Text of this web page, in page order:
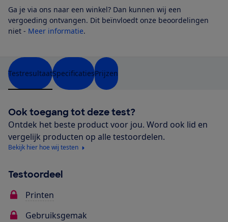
Ga je via ons naar een winkel? Dan kunnen wij een
vergoeding ontvangen. Dit beïnvloedt onze beoordelingen
niet - Meer informatie.
TestresultaatSpecificatiesPrijzen
Ook toegang tot deze test?
Ontdek het beste product voor jou. Word ook lid en
vergelijk producten op alle testoordelen.
Bekijk hier hoe wij testen
Testoordeel
Printen
Gebruiksgemak